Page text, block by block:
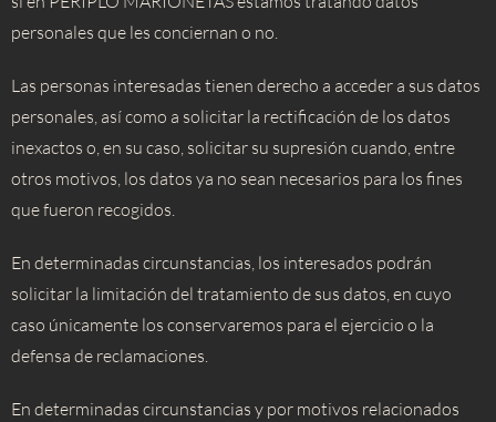
personales que les conciernan o no.
Las personas interesadas tienen derecho a acceder a sus datos
personales, así como a solicitar la rectificación de los datos
inexactos o, en su caso, solicitar su supresión cuando, entre
otros motivos, los datos ya no sean necesarios para los fines
que fueron recogidos.
En determinadas circunstancias, los interesados podrán
solicitar la limitación del tratamiento de sus datos, en cuyo
caso únicamente los conservaremos para el ejercicio o la
defensa de reclamaciones.
En determinadas circunstancias y por motivos relacionados